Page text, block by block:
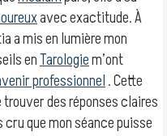
avec exactitude. À
a mis en lumière mon
enTarologiem’ont
professionnel. Cette
trouver des réponses claires
cru que mon séance puisse